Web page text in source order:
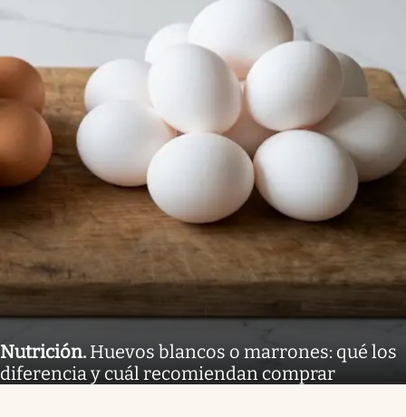
Nutrición. Huevos blancos o marrones: qué los
diferencia y cuál recomiendan comprar